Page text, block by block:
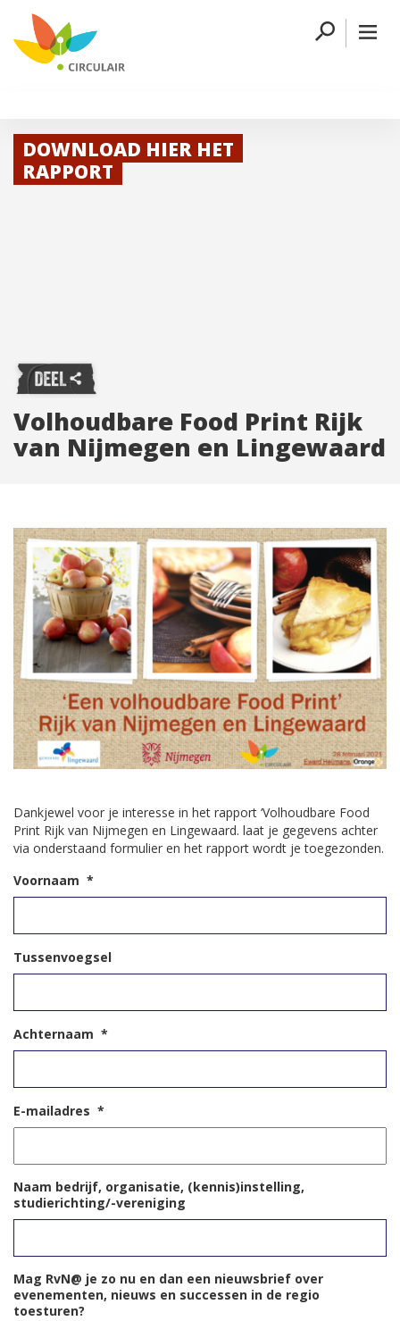
DOWNLOAD HIER HET
RAPPORT
Volhoudbare Food Print Rijk
van Nijmegen en Lingewaard
Dankjewel voor je interesse in het rapport ‘Volhoudbare Food
Print Rijk van Nijmegen en Lingewaard. laat je gegevens achter
via onderstaand formulier en het rapport wordt je toegezonden.
Voornaam *
Tussenvoegsel
Achternaam *
E-mailadres *
Naam bedrijf, organisatie, (kennis)instelling,
studierichting/-vereniging
Mag RvN@ je zo nu en dan een nieuwsbrief over
evenementen, nieuws en successen in de regio
toesturen?